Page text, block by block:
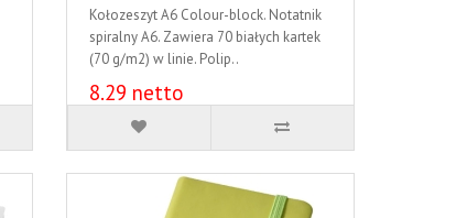
Kołozeszyt A6 Colour-block. Notatnik
spiralny A6. Zawiera 70 białych kartek
(70 g/m2) w linie. Polip..
8.29 netto